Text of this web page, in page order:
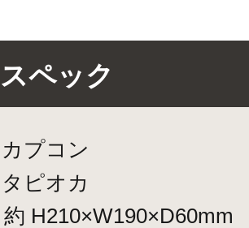
ペック
プコン
ピオカ
H210×W190×D60mm